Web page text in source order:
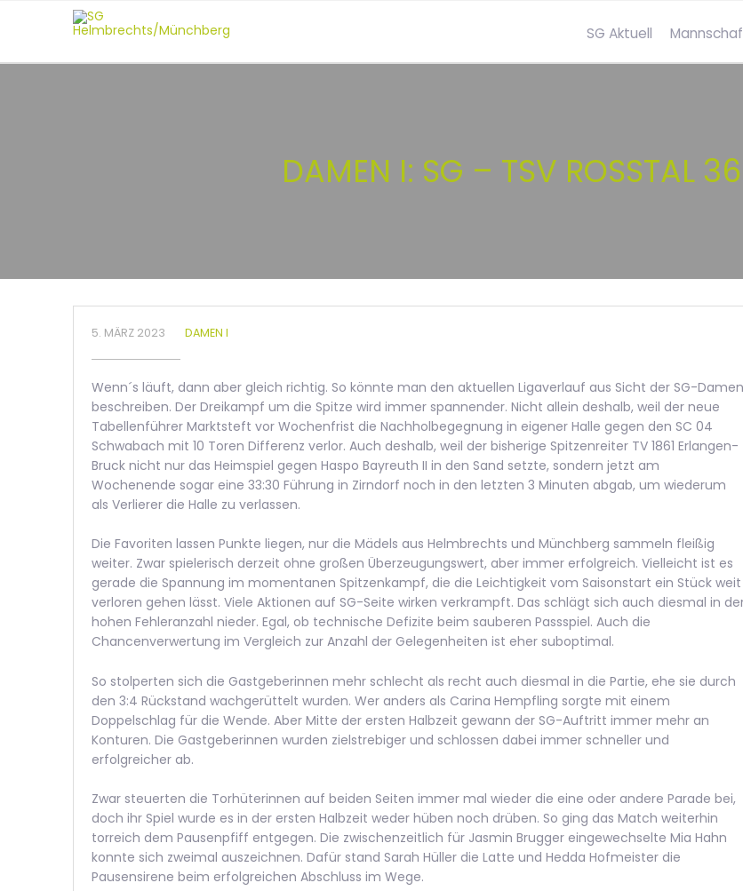
SG Aktuell
DAMEN I: SG – TSV ROSSTAL
5. MÄRZ 2023 DAMEN I
Wenn´s läuft, dann aber gleich richtig. So könnte man den aktuellen Ligaverlauf aus Sicht der SG-Damen
beschreiben. Der Dreikampf um die Spitze wird immer spannender. Nicht allein deshalb, weil der neue
Tabellenführer Marktsteft vor Wochenfrist die Nachholbegegnung in eigener Halle gegen den SC 04
Schwabach mit 10 Toren Differenz verlor. Auch deshalb, weil der bisherige Spitzenreiter TV 1861 Erlangen-
Bruck nicht nur das Heimspiel gegen Haspo Bayreuth II in den Sand setzte, sondern jetzt am
Wochenende sogar eine 33:30 Führung in Zirndorf noch in den letzten 3 Minuten abgab, um wiederum
als Verlierer die Halle zu verlassen.
Die Favoriten lassen Punkte liegen, nur die Mädels aus Helmbrechts und Münchberg sammeln fleißig
weiter. Zwar spielerisch derzeit ohne großen Überzeugungswert, aber immer erfolgreich. Vielleicht ist es
gerade die Spannung im momentanen Spitzenkampf, die die Leichtigkeit vom Saisonstart ein Stück weit
verloren gehen lässt. Viele Aktionen auf SG-Seite wirken verkrampft. Das schlägt sich auch diesmal in
hohen Fehleranzahl nieder. Egal, ob technische Defizite beim sauberen Passspiel. Auch die
Chancenverwertung im Vergleich zur Anzahl der Gelegenheiten ist eher suboptimal.
So stolperten sich die Gastgeberinnen mehr schlecht als recht auch diesmal in die Partie, ehe sie durch
den 3:4 Rückstand wachgerüttelt wurden. Wer anders als Carina Hempfling sorgte mit einem
Doppelschlag für die Wende. Aber Mitte der ersten Halbzeit gewann der SG-Auftritt immer mehr an
Konturen. Die Gastgeberinnen wurden zielstrebiger und schlossen dabei immer schneller und
erfolgreicher ab.
Zwar steuerten die Torhüterinnen auf beiden Seiten immer mal wieder die eine oder andere Parade bei,
doch ihr Spiel wurde es in der ersten Halbzeit weder hüben noch drüben. So ging das Match weiterhin
torreich dem Pausenpfiff entgegen. Die zwischenzeitlich für Jasmin Brugger eingewechselte Mia Hahn
konnte sich zweimal auszeichnen. Dafür stand Sarah Hüller die Latte und Hedda Hofmeister die
Pausensirene beim erfolgreichen Abschluss im Wege.